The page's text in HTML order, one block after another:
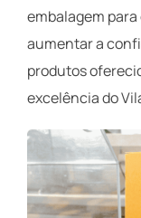
embalagem
aumentar a
produtos
excelência do